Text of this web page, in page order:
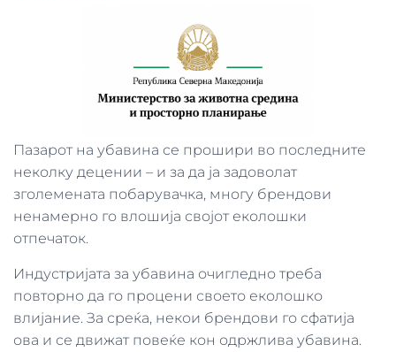
Пазарот на убавина се прошири во последните
неколку децении – и за да ја задоволат
зголемената побарувачка, многу брендови
ненамерно го влошија својот еколошки
отпечаток.
Индустријата за убавина очигледно треба
повторно да го процени своето еколошко
влијание. За среќа, некои брендови го сфатија
ова и се движат повеќе кон одржлива убавина.